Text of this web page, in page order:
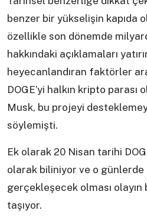
benzer bir yükselişin kapıda
özellikle son dönemde
hakkındaki açıklamaları
heyecanlandıran faktörler
DOGE’yi halkın kripto
Musk, bu projeyi
söylemişti.
Ek olarak 20 Nisan tarihi
olarak biliniyor ve o günlerde
gerçekleşecek olması
taşıyor.